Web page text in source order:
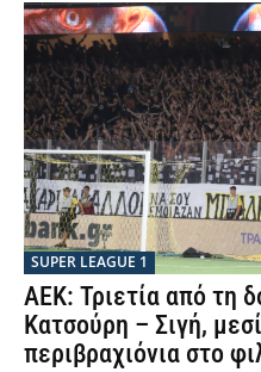
SUPER LEAGUE 1
ΑΕΚ: Τριετία από τη
Κατσούρη – Σιγή,
περιβραχιόνια στο